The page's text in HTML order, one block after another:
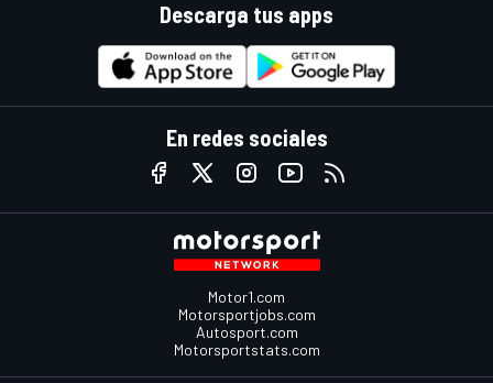
Descarga tus apps
En redes sociales
Motor1.com
Motorsportjobs.com
Autosport.com
Motorsportstats.com